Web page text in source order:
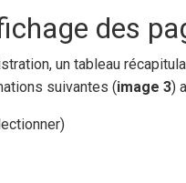
des
un tableau
suivantes (image 3)